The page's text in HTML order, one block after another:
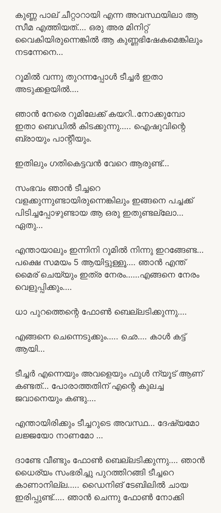
കുണ്ണ പാല് ചീറ്റാറായി എന്ന അവസ്ഥയിലാ ആ
സീമ എത്തിയത്…. ഒരു അര മിനിറ്റ്
വൈകിയിരുന്നെങ്കിൽ ആ കുണ്ണഭിഷേകമെങ്കിലും
നടന്നേനെ…
റൂമിൽ വന്നു തുറന്നപ്പോൾ ടീച്ചർ ഇതാ
അടുക്കളയിൽ….
ഞാൻ നേരെ റൂമിലേക്ക് കയറി..നോക്കുമ്പോ
ഇതാ ബെഡിൽ കിടക്കുന്നു….. ഐഷുവിന്റെ
ബ്രായും പാന്റീയും.
ഇതിലും ഗതികെട്ടവൻ വേറെ ആരുണ്ട്…
സംഭവം ഞാൻ ടീച്ചറെ
വളക്കുന്നുണ്ടായിരുന്നെങ്കിലും ഇങ്ങനെ പച്ചക്ക്
പിടിച്ചപ്പോഴുണ്ടായ ആ ഒരു ഇതുണ്ടല്ലോ…
ഏതു…
എന്തായാലും ഇന്നിനി റൂമിൽ നിന്നു ഇറങ്ങേണ്ട…
പക്ഷെ സമയം 5 ആയിട്ടുള്ളൂ…. ഞാൻ എന്ത്
മൈര് ചെയ്യും ഇത്ര നേരം……എങ്ങനെ നേരം
വെളുപ്പിക്കും….
ധാ പുറത്തെന്റെ ഫോൺ ബെല്ലടിക്കുന്നു….
എങ്ങനെ ചെന്നെടുക്കും….. ഛെ…. കാൾ കട്ട്‌
ആയി…
ടീച്ചർ എന്നെയും അവളെയും ഫുൾ ന്യൂട് ആണ്
കണ്ടത്… പോരാത്തതിന് എന്റെ കുലച്ച
ജവാനെയും കണ്ടു….
എന്തായിരിക്കും ടീച്ചറുടെ അവസ്ഥ… ദേഷ്യമോ
ലജ്ജയോ നാണമോ …
ദാണ്ടേ വീണ്ടും ഫോൺ ബെല്ലടിക്കുന്നു…. ഞാൻ
ധൈര്യം സംഭരിച്ചു പുറത്തിറങ്ങി ടീച്ചറെ
കാണാനില്ല….. ഡൈനിങ് ടേബിലിൽ ചായ
ഇരിപ്പുണ്ട്….. ഞാൻ ചെന്നു ഫോൺ നോക്കി